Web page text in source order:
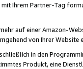
Ihrem Partner-Tag
auf einer Amazon-
von Ihrer
in den
Produkt, eine